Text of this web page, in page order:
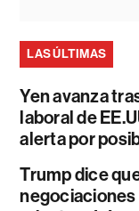
LAS ÚLTIMAS
Yen avanza
laboral de
alerta por
Trump dice